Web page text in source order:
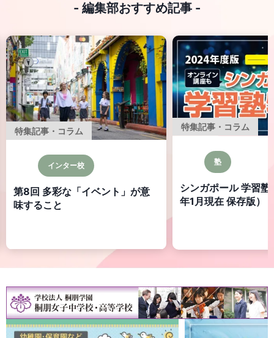
- 編集部おすすめ記事 -
特集記事・コラム
インター校
第8回 多彩な「イベント」が意
味すること
特集記事・コラム
塾
シンガポール 学習塾
年1月現在 保存版）